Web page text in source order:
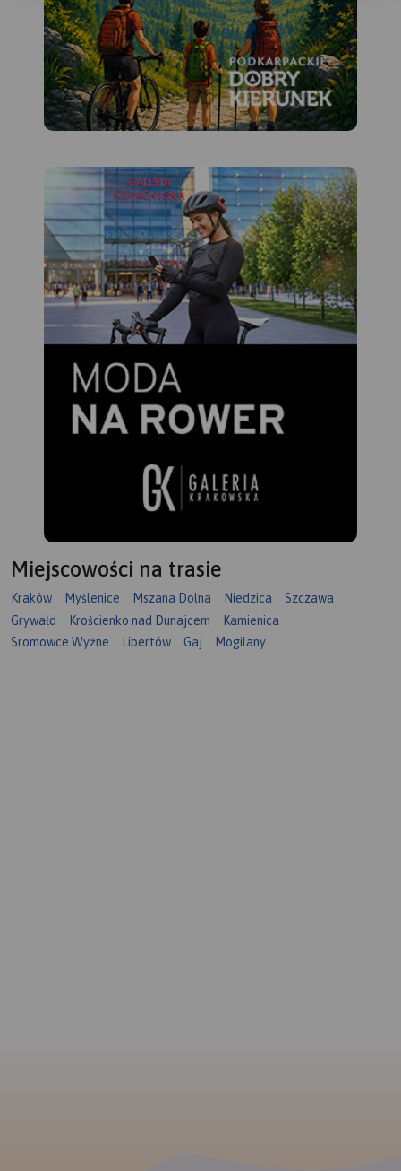
Miejscowości na trasie
Kraków Myślenice Mszana Dolna Niedzica
Szczawa
Grywałd
Krościenko nad Dunajcem
Kamienica
Sromowce Wyżne
Libertów Gaj Mogilany